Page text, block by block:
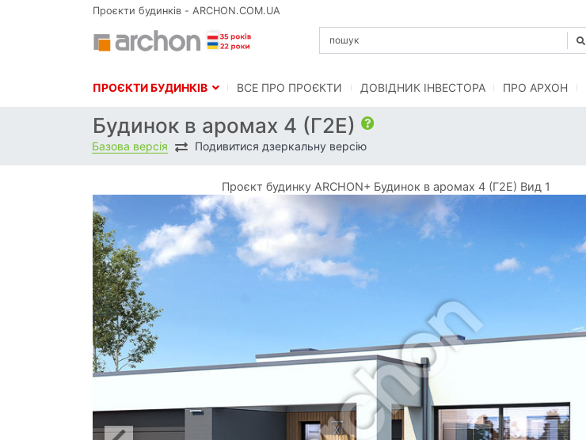
Проєкти будинків - ARCHON.COM.UA
ПРОЄКТИ БУДИНКІВ BСЕ ПРО ПРОЄКТИ ДОВІДНИК ІНВЕСТОРА ПРО АРХОН
Будинок в аромах 4 (Г2Е)
Базова версія Подивитися дзеркальну версію
Проєкт будинку ARCHON+ Будинок в аромах 4 (Г2Е) Вид 1